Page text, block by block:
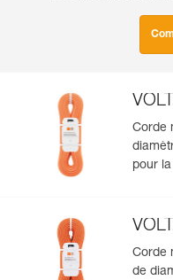
Corde
pour
Corde
de